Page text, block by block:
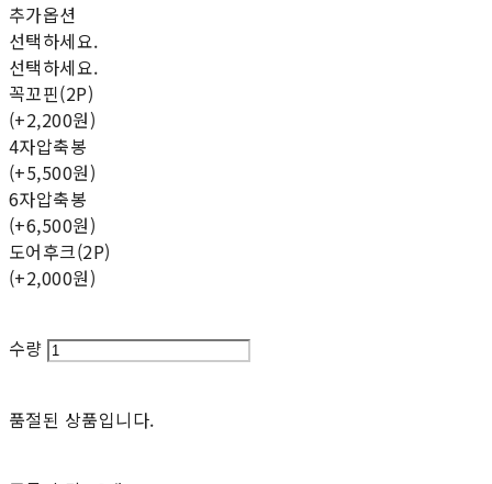
추가옵션
선택하세요.
선택하세요.
꼭꼬핀(2P)
(+2,200원)
4자압축봉
(+5,500원)
6자압축봉
(+6,500원)
도어후크(2P)
(+2,000원)
수량
품절된 상품입니다.